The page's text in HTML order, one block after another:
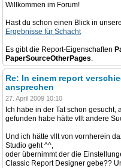
Willkommen im Forum!
Hast du schon einen Blick in
Ergebnisse für Schacht
Es gibt die Report-Eigenschaften
PaperSourceOtherPages.
Re: In einem report
ansprechen
27. April 2009 10:10
Ich habe in der Tat schon
gefunden habe hätte vllt andere
Und ich hätte vllt von vornherein
Studio geht ^^,
oder übernimmt der die
Classic Report Designer gebe??